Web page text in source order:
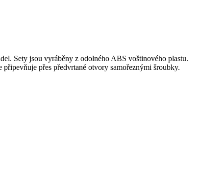
Sety jsou vyráběny z odolného ABS voštinového plastu.
přes předvrtané otvory samořeznými šroubky.